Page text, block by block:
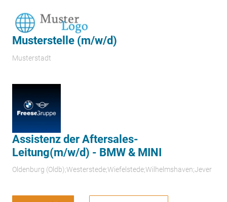
Musterstelle (m/w/d)
Musterstadt
Assistenz der Aftersales-
Leitung(m/w/d) - BMW & MINI
Oldenburg (Oldb);Westerstede;Wiefelstede;Wilhelmshaven;Jever